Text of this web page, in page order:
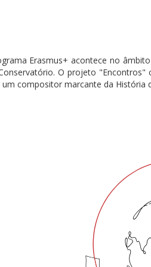
Erasmus+ acontece no
O projeto
compositor marcante da História